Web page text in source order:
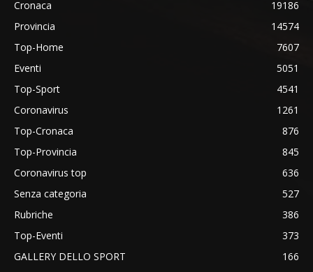
Cronaca
19186
Provincia
14574
Top-Home
7607
Eventi
5051
Top-Sport
4541
Coronavirus
1261
Top-Cronaca
876
Top-Provincia
845
Coronavirus top
636
Senza categoria
527
Rubriche
386
Top-Eventi
373
GALLERY DELLO SPORT
166